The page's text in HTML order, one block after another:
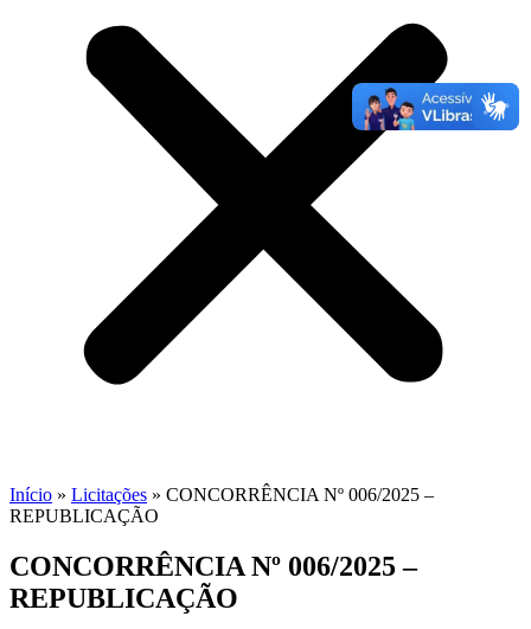
Início » Licitações » CONCORRÊNCIA Nº 006/2025 –
REPUBLICAÇÃO
CONCORRÊNCIA Nº 006/2025 –
REPUBLICAÇÃO